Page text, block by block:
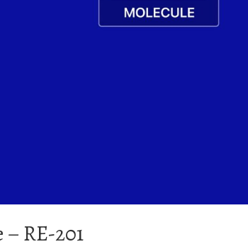
RE-201